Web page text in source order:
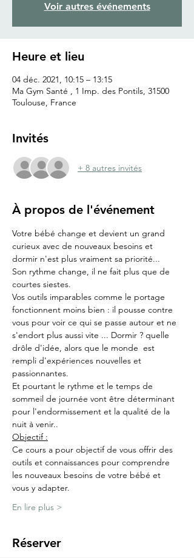
Voir autres événements
Heure et lieu
04 déc. 2021, 10:15 – 13:15
Ma Gym Santé , 1 Imp. des Pontils, 31500
Toulouse, France
Invités
+ 8 autres invités
À propos de l'événement
Votre bébé change et devient un grand
curieux avec de nouveaux besoins et
dormir n'est plus vraiment sa priorité...
Son rythme change, il ne fait plus que de
courtes siestes.
Vos outils imparables comme le portage
fonctionnent moins bien : il pousse contre
vous pour voir ce qui se passe autour et ne
s'endort plus aussi vite ... Dormir ? quelle
drôle d'idée, alors que le monde  est
rempli d'expériences nouvelles et
passionnantes.
Et pourtant le rythme et le temps de
sommeil de journée vont être déterminant
pour l'endormissement et la qualité de la
nuit à venir..
Objectif :
Ce cours a pour objectif de vous offrir des
outils et connaissances pour comprendre
les nouveaux besoins de votre bébé et
vous y adapter.
En lire plus >
Réserver